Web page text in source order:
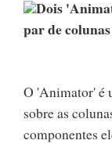
Dois
par de
O 'Animator' é
sobre as
componentes